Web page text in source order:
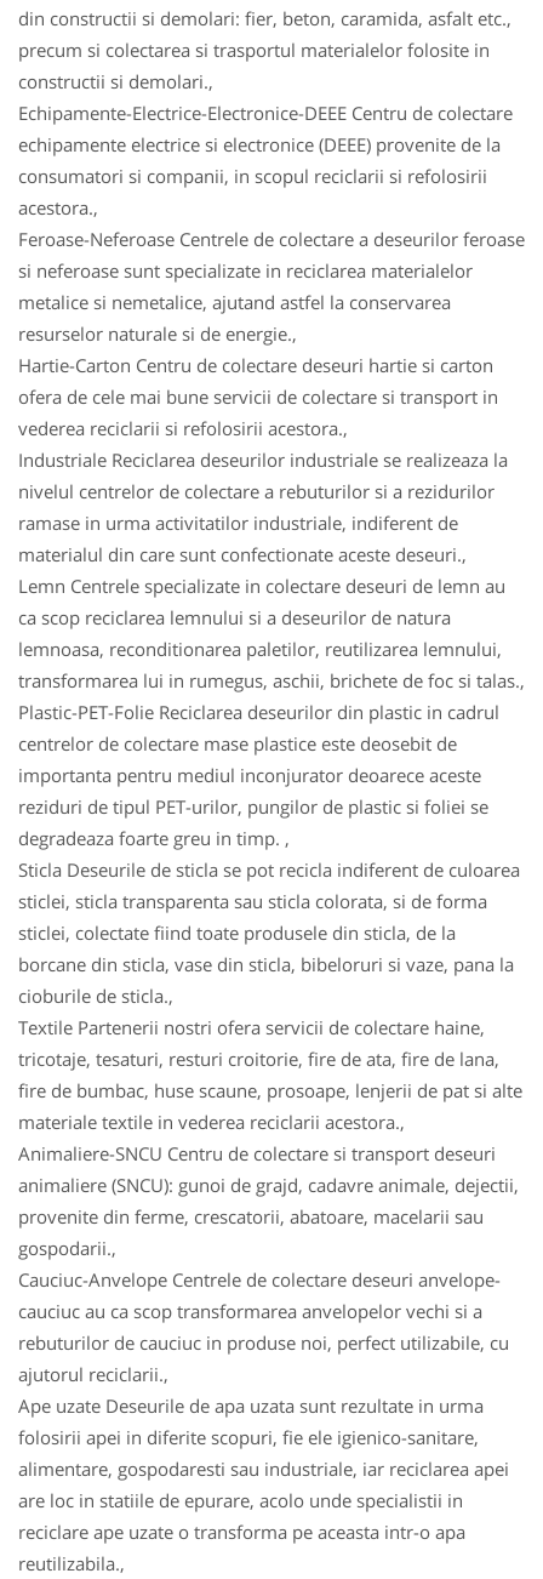
din constructii si demolari: fier, beton, caramida, asfalt etc.,
precum si colectarea si trasportul materialelor folosite in
constructii si demolari.,
Echipamente-Electrice-Electronice-DEEE Centru de colectare
echipamente electrice si electronice (DEEE) provenite de la
consumatori si companii, in scopul reciclarii si refolosirii
acestora.,
Feroase-Neferoase Centrele de colectare a deseurilor feroase
si neferoase sunt specializate in reciclarea materialelor
metalice si nemetalice, ajutand astfel la conservarea
resurselor naturale si de energie.,
Hartie-Carton Centru de colectare deseuri hartie si carton
ofera de cele mai bune servicii de colectare si transport in
vederea reciclarii si refolosirii acestora.,
Industriale Reciclarea deseurilor industriale se realizeaza la
nivelul centrelor de colectare a rebuturilor si a rezidurilor
ramase in urma activitatilor industriale, indiferent de
materialul din care sunt confectionate aceste deseuri.,
Lemn Centrele specializate in colectare deseuri de lemn au
ca scop reciclarea lemnului si a deseurilor de natura
lemnoasa, reconditionarea paletilor, reutilizarea lemnului,
transformarea lui in rumegus, aschii, brichete de foc si talas.,
Plastic-PET-Folie Reciclarea deseurilor din plastic in cadrul
centrelor de colectare mase plastice este deosebit de
importanta pentru mediul inconjurator deoarece aceste
reziduri de tipul PET-urilor, pungilor de plastic si foliei se
degradeaza foarte greu in timp. ,
Sticla Deseurile de sticla se pot recicla indiferent de culoarea
sticlei, sticla transparenta sau sticla colorata, si de forma
sticlei, colectate fiind toate produsele din sticla, de la
borcane din sticla, vase din sticla, bibeloruri si vaze, pana la
cioburile de sticla.,
Textile Partenerii nostri ofera servicii de colectare haine,
tricotaje, tesaturi, resturi croitorie, fire de ata, fire de lana,
fire de bumbac, huse scaune, prosoape, lenjerii de pat si alte
materiale textile in vederea reciclarii acestora.,
Animaliere-SNCU Centru de colectare si transport deseuri
animaliere (SNCU): gunoi de grajd, cadavre animale, dejectii,
provenite din ferme, crescatorii, abatoare, macelarii sau
gospodarii.,
Cauciuc-Anvelope Centrele de colectare deseuri anvelope-
cauciuc au ca scop transformarea anvelopelor vechi si a
rebuturilor de cauciuc in produse noi, perfect utilizabile, cu
ajutorul reciclarii.,
Ape uzate Deseurile de apa uzata sunt rezultate in urma
folosirii apei in diferite scopuri, fie ele igienico-sanitare,
alimentare, gospodaresti sau industriale, iar reciclarea apei
are loc in statiile de epurare, acolo unde specialistii in
reciclare ape uzate o transforma pe aceasta intr-o apa
reutilizabila.,